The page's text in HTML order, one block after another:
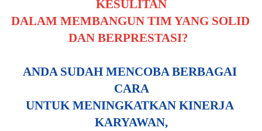
KESULITAN
DALAM MEMBANGUN TIM YANG SOLID
DAN BERPRESTASI?
ANDA SUDAH MENCOBA BERBAGAI
CARA
UNTUK MENINGKATKAN KINERJA
KARYAWAN,